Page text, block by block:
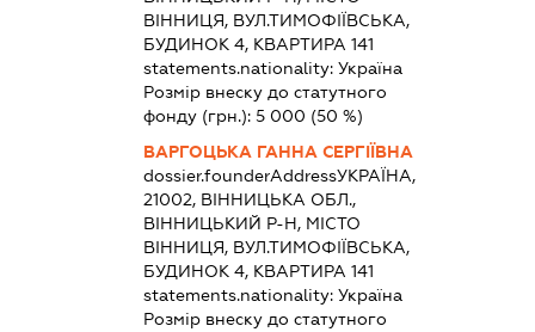
ВІННИЦЯ, ВУЛ.ТИМОФІЇВСЬКА,
БУДИНОК 4, КВАРТИРА 141
statements.nationality:Україна
Розмір внеску до статутного
фонду (грн.):5 000 (50 %)
ВАРГОЦЬКА ГАННА СЕРГІЇВНА
dossier.founderAddressУКРАЇНА,
21002, ВІННИЦЬКА ОБЛ.,
ВІННИЦЬКИЙ Р-Н, МІСТО
ВІННИЦЯ, ВУЛ.ТИМОФІЇВСЬКА,
БУДИНОК 4, КВАРТИРА 141
statements.nationality:Україна
Розмір внеску до статутного